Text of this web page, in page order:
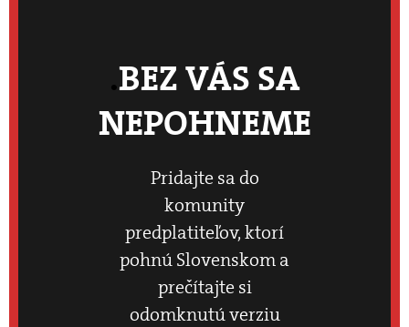
BEZ VÁS SA
NEPOHNEME
Pridajte sa do
komunity
predplatiteľov, ktorí
pohnú Slovenskom a
prečítajte si
odomknutú verziu